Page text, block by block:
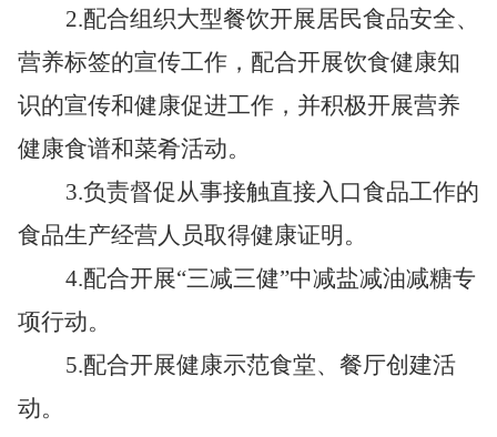
2.配合组织大型餐饮开展居民食品安全、
营养标签的宣传工作，配合开展饮食健康知
识的宣传和健康促进工作，并积极开展营养
健康食谱和菜肴活动。
3.负责督促从事接触直接入口食品工作的
食品生产经营人员取得健康证明。
4.配合开展“三减三健”中减盐减油减糖专
项行动。
5.配合开展健康示范食堂、餐厅创建活
动。